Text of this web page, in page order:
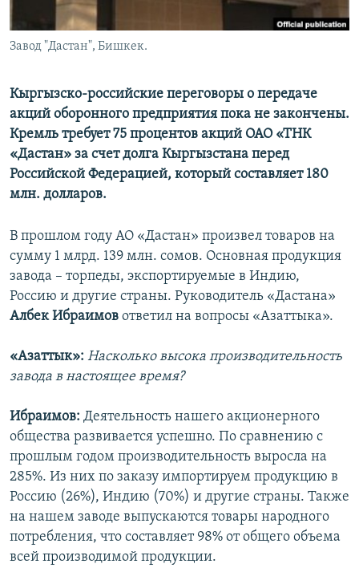
Завод "Дастан", Бишкек.
Кыргызско-российские переговоры о передаче
акций оборонного предприятия пока не закончены.
Кремль требует 75 процентов акций ОАО «ТНК
«Дастан» за счет долга Кыргызстана перед
Российской Федерацией, который составляет 180
млн. долларов.
В прошлом году АО «Дастан» произвел товаров на
сумму 1 млрд. 139 млн. сомов. Основная продукция
завода – торпеды, экспортируемые в Индию,
Россию и другие страны. Руководитель «Дастана»
Албек Ибраимов ответил на вопросы «Азаттыка».
«Азаттык»: Насколько высока производительность
завода в настоящее время?
Ибраимов: Деятельность нашего акционерного
общества развивается успешно. По сравнению с
прошлым годом производительность выросла на
285%. Из них по заказу импортируем продукцию в
Россию (26%), Индию (70%) и другие страны. Также
на нашем заводе выпускаются товары народного
потребления, что составляет 98% от общего объема
всей производимой продукции.